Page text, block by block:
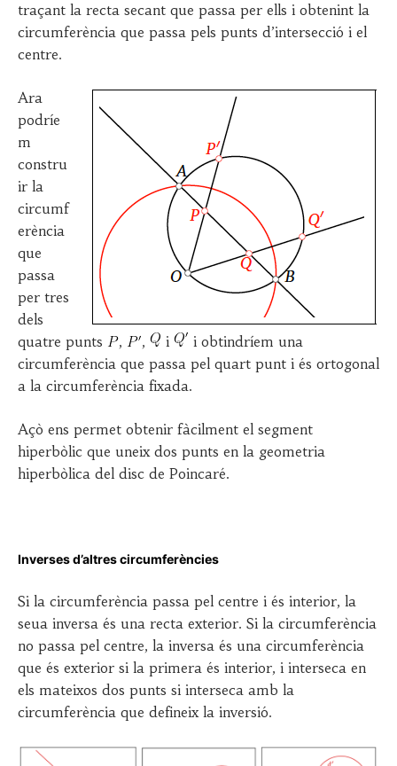
traçant la recta secant que passa per ells i obtenint la
circumferència que passa pels punts d’intersecció i el
centre.
Ara
podríe
m
constru
ir la
circumf
erència
que
passa
per tres
dels
quatre punts
, , i
i obtindríem una
circumferència que passa pel quart punt i és ortogonal
a la circumferència fixada.
Açò ens permet obtenir fàcilment el segment
hiperbòlic que uneix dos punts en la geometria
hiperbòlica del disc de Poincaré.
Inverses d’altres circumferències
Si la circumferència passa pel centre i és interior, la
seua inversa és una recta exterior. Si la circumferència
no passa pel centre, la inversa és una circumferència
que és exterior si la primera és interior, i interseca en
els mateixos dos punts si interseca amb la
circumferència que defineix la inversió.